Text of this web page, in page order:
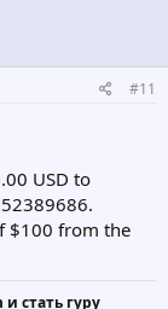
#11
USD to
$100 from the
стать гуру